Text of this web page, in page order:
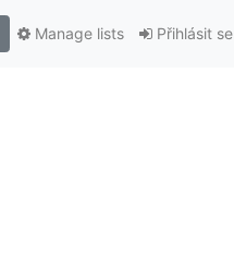
Přihlásit se
Manage lists